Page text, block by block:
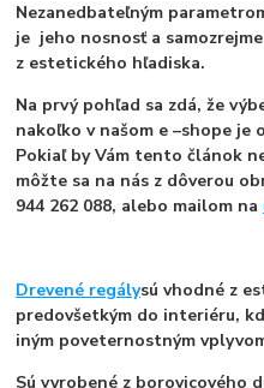
Nezanedbateľným
je jeho nosnosť a
z estetického hľadiska.
Na prvý pohľad sa zdá, že
nakoľko v našom e –shope je
Pokiaľ by Vám tento článok
môžte sa na nás z dôverou
944 262 088, alebo mailom na
Drevené regálysú vhodné z
predovšetkým do interiéru,
iným poveternostným
Sú vyrobené z borovicového